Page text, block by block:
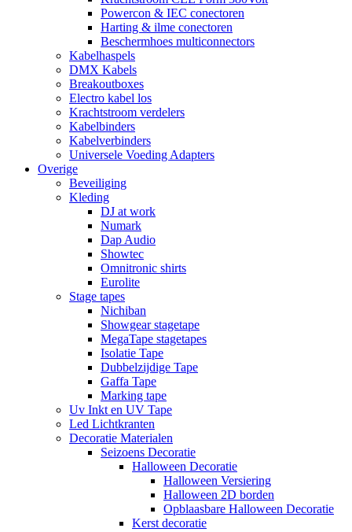
Powercon & IEC conectoren
Harting & ilme conectoren
Beschermhoes multiconnectors
Kabelhaspels
DMX Kabels
Breakoutboxes
Electro kabel los
Krachtstroom verdelers
Kabelbinders
Kabelverbinders
Universele Voeding Adapters
Overige
Beveiliging
Kleding
DJ at work
Numark
Dap Audio
Showtec
Omnitronic shirts
Eurolite
Stage tapes
Nichiban
Showgear stagetape
MegaTape stagetapes
Isolatie Tape
Dubbelzijdige Tape
Gaffa Tape
Marking tape
Uv Inkt en UV Tape
Led Lichtkranten
Decoratie Materialen
Seizoens Decoratie
Halloween Decoratie
Halloween Versiering
Halloween 2D borden
Opblaasbare Halloween Decoratie
Kerst decoratie